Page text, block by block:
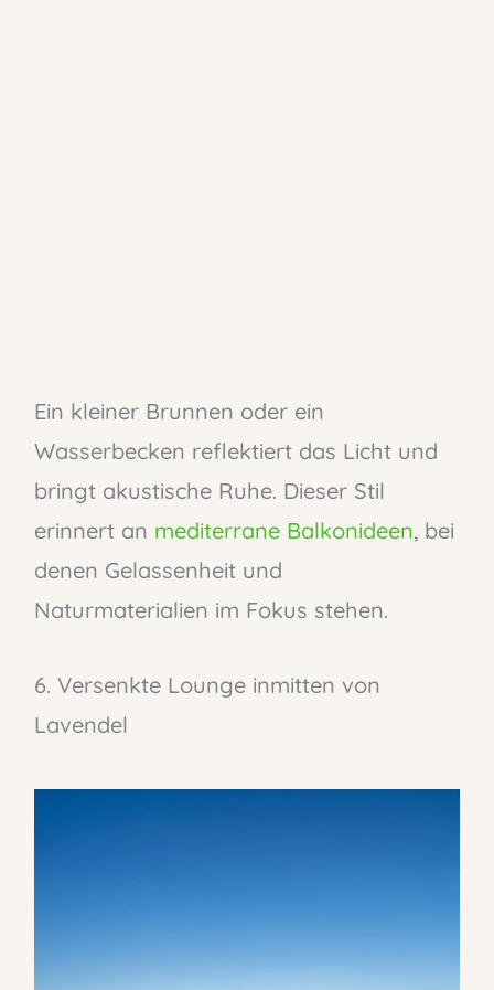
Ein kleiner Brunnen oder ein
Wasserbecken reflektiert das Licht und
bringt akustische Ruhe. Dieser Stil
erinnert an mediterrane Balkonideen, bei
denen Gelassenheit und
Naturmaterialien im Fokus stehen.
6. Versenkte Lounge inmitten von
Lavendel